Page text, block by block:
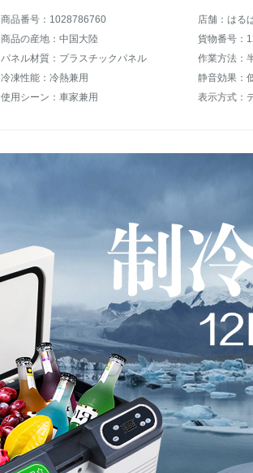
商品番号：1028786760
店舗：はる
商品の産地：中国大陸
貨物番号：
パネル材質：プラスチックパネル
作業方法：
冷凍性能：冷熱兼用
静音効果：
使用シーン：車家兼用 表示方式：